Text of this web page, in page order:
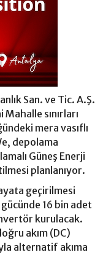
San. ve Tic. A.Ş.
sınırları
mera vasıflı
depolama
Güneş Enerji
planlanıyor.
geçirilmesi
16 bin adet
kurulacak.
akım (DC)
alternatif akıma